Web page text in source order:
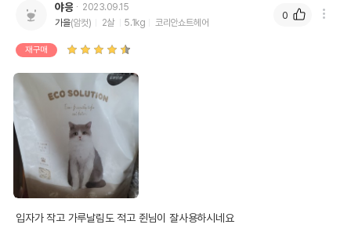
야응
2023.09.15
가을(암컷) 2살 5.1kg 코리안쇼트헤어
재구매
입자가 작고 가루날림도 적고 쥔님이 잘사용하시네요
0